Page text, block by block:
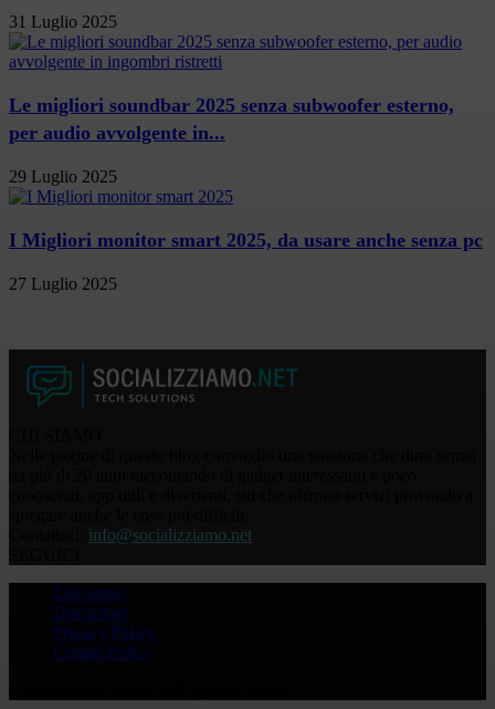
31 Luglio 2025
Le migliori soundbar 2025 senza subwoofer esterno,
per audio avvolgente in...
29 Luglio 2025
I Migliori monitor smart 2025, da usare anche senza pc
27 Luglio 2025
info@socializziamo.net
Chi siamo
Disclaimer
Privacy Policy
Cookie Policy